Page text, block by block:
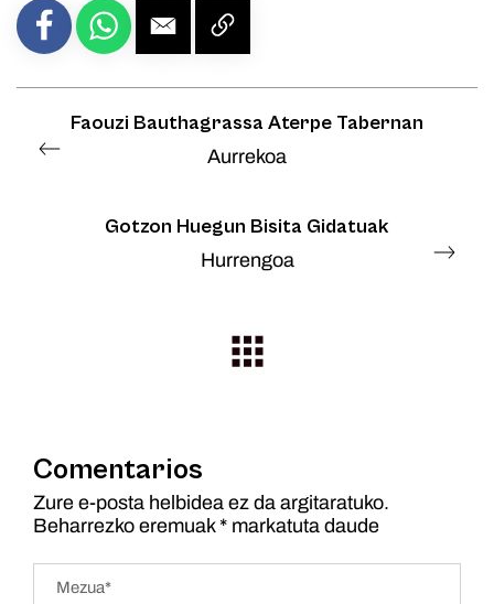
Faouzi Bauthagrassa Aterpe Tabernan
Aurrekoa
Gotzon Huegun Bisita Gidatuak
Hurrengoa
Comentarios
Zure e-posta helbidea ez da argitaratuko.
Beharrezko eremuak * markatuta daude